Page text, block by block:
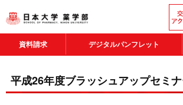
資料請求 デジタルパンフレット
平成26年度ブラッシュアップセミ